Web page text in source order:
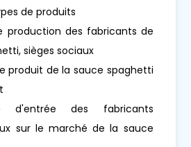
de produits
production des fabricants de
sièges sociaux
produit de la sauce spaghetti
d'entrée des fabricants
sur le marché de la sauce